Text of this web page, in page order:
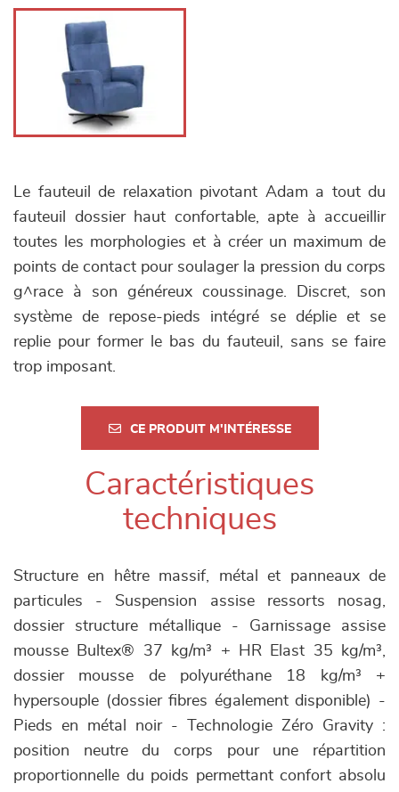
Le fauteuil de relaxation pivotant Adam a tout du
fauteuil dossier haut confortable, apte à accueillir
toutes les morphologies et à créer un maximum de
points de contact pour soulager la pression du corps
g^race à son généreux coussinage. Discret, son
système de repose-pieds intégré se déplie et se
replie pour former le bas du fauteuil, sans se faire
trop imposant.
CE PRODUIT M'INTÉRESSE
Caractéristiques
techniques
Structure en hêtre massif, métal et panneaux de
particules - Suspension assise ressorts nosag,
dossier structure métallique - Garnissage assise
mousse Bultex® 37 kg/m³ + HR Elast 35 kg/m³,
dossier mousse de polyuréthane 18 kg/m³ +
hypersouple (dossier fibres également disponible) -
Pieds en métal noir - Technologie Zéro Gravity :
position neutre du corps pour une répartition
proportionnelle du poids permettant confort absolu